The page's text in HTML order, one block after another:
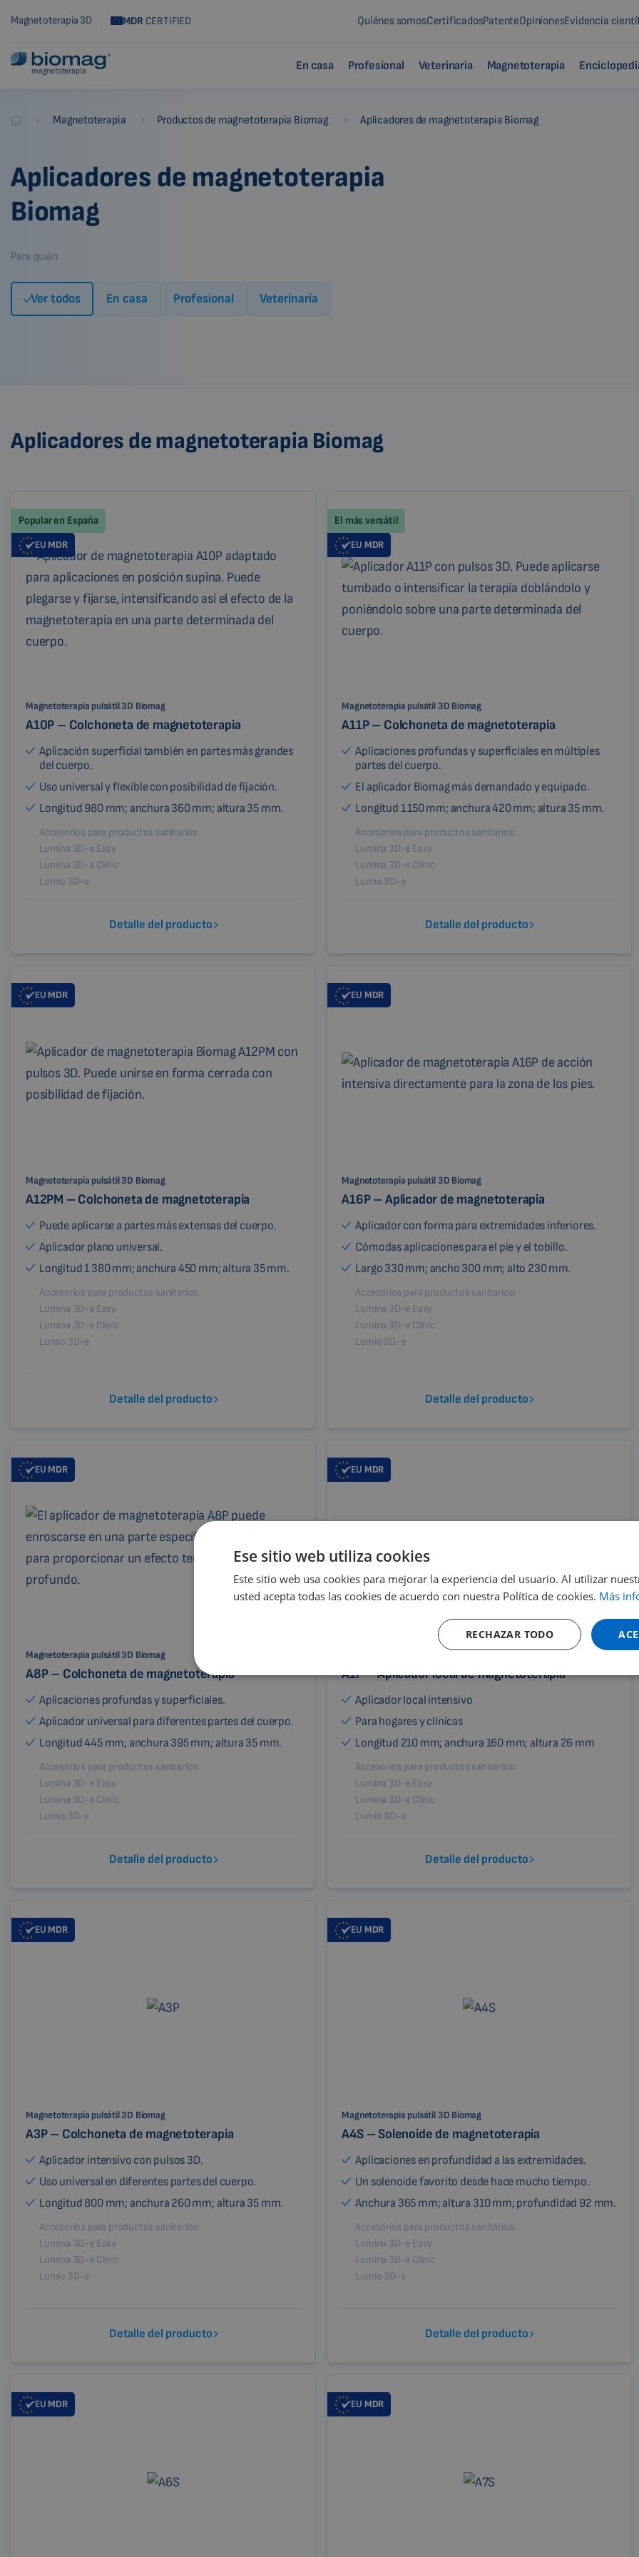
Magnetoterapia 3D MDRCERTIFIED Quiénes somosCertificadosPatenteOpinionesEvidencia
magnetoterapia En casa Profesional Veterinaria Magnetoterapia
Biomag Magnetoterapia Productos de magnetoterapia Biomag Aplicadores de magnetoterapia Biomag
Aplicadores de magnetoterapia
Biomag
Para quién
Ver todos En casa Profesional Veterinaria
Aplicadores de magnetoterapia Biomag
Popular en España
EUMDR
Magnetoterapia pulsátil 3D Biomag
A10P – Colchoneta de magnetoterapia
Aplicación superficial también en partes más grandes
del cuerpo.
Uso universal y flexible con posibilidad de fijación.
Longitud 980 mm; anchura 360 mm; altura 35 mm.
Accesorios para productos sanitarios
Lumina 3D-e Easy
Lumina 3D-e Clinic
Lumio 3D-e
Detalle del producto
El más versátil
EU MDR
Magnetoterapia pulsátil 3D Biomag
A11P – Colchoneta de magnetoterapia
Aplicaciones profundas y superficiales en múltiples
partes del cuerpo.
El aplicador Biomag más demandado y equipado.
Longitud 1 150 mm; anchura 420 mm; altura 35 mm.
Accesorios para productos sanitarios:
Lumina 3D-e Easy
Lumina 3D-e Clinic
Lumio 3D-e
Detalle del producto
EUMDR
Magnetoterapia pulsátil 3D Biomag
A12PM – Colchoneta de magnetoterapia
Puede aplicarse a partes más extensas del cuerpo.
Aplicador plano universal.
Longitud 1 380 mm; anchura 450 mm; altura 35 mm.
Accesorios para productos sanitarios:
Lumina 3D-e Easy
Lumina 3D-e Clinic
Lumio 3D-e
Detalle del producto
EU MDR
Magnetoterapia pulsátil 3D Biomag
A16P – Aplicador de magnetoterapia
Aplicador con forma para extremidades inferiores.
Cómodas aplicaciones para el pie y el tobillo.
Largo 330 mm; ancho 300 mm; alto 230 mm.
Accesorios para productos sanitarios:
Lumina 3D-e Easy
Lumina 3D-e Clinic
Lumio 3D-e
Detalle del producto
EUMDR
Magnetoterapia pulsátil 3D Biomag
A8P – Colchoneta de magnetoterapia
Aplicaciones profundas y superficiales.
Aplicador universal para diferentes partes del cuerpo.
Longitud 445 mm; anchura 395 mm; altura 35 mm.
Accesorios para productos sanitarios:
Lumina 3D-e Easy
Lumina 3D-e Clinic
Lumio 3D-e
Detalle del producto
EU MDR
A1P – Aplicador local de magnetoterapia
Aplicador local intensivo
Para hogares y clínicas
Longitud 210 mm; anchura 160 mm; altura 26 mm
Accesorios para productos sanitarios:
Lumina 3D-e Easy
Lumina 3D-e Clinic
Lumio 3D-e
Detalle del producto
EUMDR
Magnetoterapia pulsátil 3D Biomag
A3P – Colchoneta de magnetoterapia
Aplicador intensivo con pulsos 3D.
Uso universal en diferentes partes del cuerpo.
Longitud 800 mm; anchura 260 mm; altura 35 mm.
Accesorios para productos sanitarios:
Lumina 3D-e Easy
Lumina 3D-e Clinic
Lumio 3D-e
Detalle del producto
EU MDR
Magnetoterapia pulsátil 3D Biomag
A4S – Solenoide de magnetoterapia
Aplicaciones en profundidad a las extremidades.
Un solenoide favorito desde hace mucho tiempo.
Anchura 365 mm; altura 310 mm; profundidad 92 mm.
Accesorios para productos sanitarios:
Lumina 3D-e Easy
Lumina 3D-e Clinic
Lumio 3D-e
Detalle del producto
EUMDR EU MDR
Ese sitio web utiliza cookies
Este sitio web usa cookies para mejorar la experiencia del usuario. Al utilizar
usted acepta todas las cookies de acuerdo con nuestra Política de cookies. Más
RECHAZAR TODO